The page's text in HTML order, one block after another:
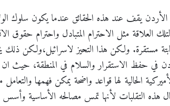
يقف عند هذه الحقائق عندما يكون سلوك
العلاقة مثل الاحترام المتبادل واحترام حقوق
مستقرة. ولكن هذا التحيز لاسرائيل،ولكن
في حفظ الاستقرار والسلام في المنطقة، حيث ان
الحالية لها قواعد واضحة يمكن فهمها
هذه التقلبات لأنها تمس مصالحه الأساسية وأسس